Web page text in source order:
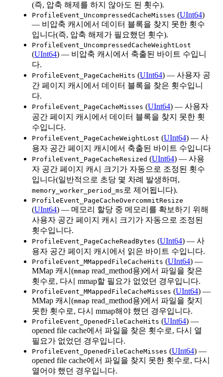
(즉, 압축 해제를 하지 않아도 된 횟수).
ProfileEvent_UncompressedCacheMisses (UInt64)
— 비압축 캐시에서 데이터 블록을 찾지 못한 횟수
입니다(즉, 압축 해제가 필요했던 횟수).
ProfileEvent_UncompressedCacheWeightLost
(UInt64) — 비압축 캐시에서 축출된 바이트 수입니
다.
ProfileEvent_PageCacheHits (UInt64) — 사용자 공
간 페이지 캐시에서 데이터 블록을 찾은 횟수입니
다.
ProfileEvent_PageCacheMisses (UInt64) — 사용자
공간 페이지 캐시에서 데이터 블록을 찾지 못한 횟
수입니다.
ProfileEvent_PageCacheWeightLost (UInt64) — 사
용자 공간 페이지 캐시에서 축출된 바이트 수입니다
ProfileEvent_PageCacheResized (UInt64) — 사용
자 공간 페이지 캐시 크기가 자동으로 조정된 횟수
입니다(일반적으로 초당 몇 차례 발생하며,
memory_worker_period_ms 로 제어됩니다).
ProfileEvent_PageCacheOvercommitResize
(UInt64) — 메모리 할당 중 메모리를 확보하기 위해
사용자 공간 페이지 캐시 크기가 자동으로 조정된
횟수입니다.
ProfileEvent_PageCacheReadBytes (UInt64) — 사
용자 공간 페이지 캐시에서 읽은 바이트 수입니다.
ProfileEvent_MMappedFileCacheHits (UInt64) —
MMap 캐시(mmap read_method용)에서 파일을 찾은
횟수로, 다시 mmap할 필요가 없었던 경우입니다.
ProfileEvent_MMappedFileCacheMisses (UInt64) —
MMap 캐시(mmap read_method용)에서 파일을 찾지
못한 횟수로, 다시 mmap해야 했던 경우입니다.
ProfileEvent_OpenedFileCacheHits (UInt64) —
opened file cache에서 파일을 찾은 횟수로, 다시 열
필요가 없었던 경우입니다.
ProfileEvent_OpenedFileCacheMisses (UInt64) —
opened file cache에서 파일을 찾지 못한 횟수로, 다시
열어야 했던 경우입니다.